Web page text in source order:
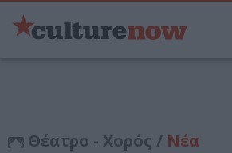
Θέατρο - Χορός / Νέα